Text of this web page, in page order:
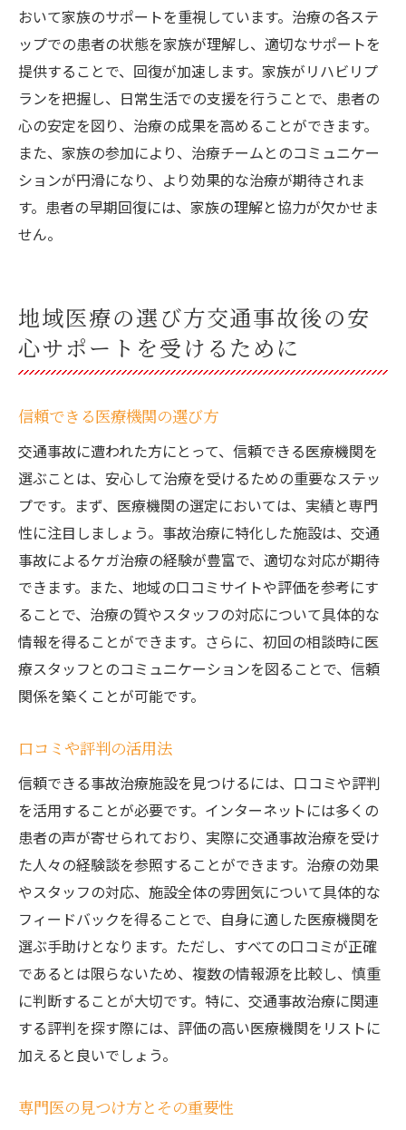
おいて家族のサポートを重視しています。治療の各ステ
ップでの患者の状態を家族が理解し、適切なサポートを
提供することで、回復が加速します。家族がリハビリプ
ランを把握し、日常生活での支援を行うことで、患者の
心の安定を図り、治療の成果を高めることができます。
また、家族の参加により、治療チームとのコミュニケー
ションが円滑になり、より効果的な治療が期待されま
す。患者の早期回復には、家族の理解と協力が欠かせま
せん。
地域医療の選び方交通事故後の安
心サポートを受けるために
信頼できる医療機関の選び方
交通事故に遭われた方にとって、信頼できる医療機関を
選ぶことは、安心して治療を受けるための重要なステッ
プです。まず、医療機関の選定においては、実績と専門
性に注目しましょう。事故治療に特化した施設は、交通
事故によるケガ治療の経験が豊富で、適切な対応が期待
できます。また、地域の口コミサイトや評価を参考にす
ることで、治療の質やスタッフの対応について具体的な
情報を得ることができます。さらに、初回の相談時に医
療スタッフとのコミュニケーションを図ることで、信頼
関係を築くことが可能です。
口コミや評判の活用法
信頼できる事故治療施設を見つけるには、口コミや評判
を活用することが必要です。インターネットには多くの
患者の声が寄せられており、実際に交通事故治療を受け
た人々の経験談を参照することができます。治療の効果
やスタッフの対応、施設全体の雰囲気について具体的な
フィードバックを得ることで、自身に適した医療機関を
選ぶ手助けとなります。ただし、すべての口コミが正確
であるとは限らないため、複数の情報源を比較し、慎重
に判断することが大切です。特に、交通事故治療に関連
する評判を探す際には、評価の高い医療機関をリストに
加えると良いでしょう。
専門医の見つけ方とその重要性